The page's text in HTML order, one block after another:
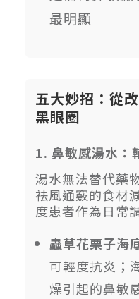
最明顯
五大妙招：從
黑眼圈
1. 鼻敏感湯水：
湯水無法替代藥
祛風通竅的食材
度患者作為日常
蟲草花栗子海
可輕度抗炎；
燥引起的鼻敏